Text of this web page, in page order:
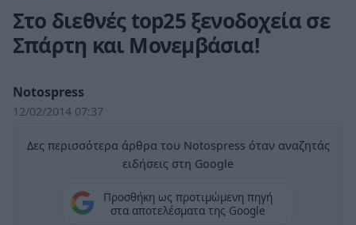
Στο διεθνές top25 ξενοδοχεία σε
Σπάρτη και Μονεμβάσια!
Notospress
12/02/2014 07:37
Δες περισσότερα άρθρα του Notospress όταν αναζητάς
ειδήσεις στη Google
Προσθήκη ως προτιμώμενη πηγή
στα αποτελέσματα της Google